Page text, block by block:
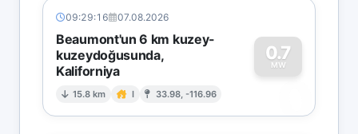
09:29:16 07.08.2026
Beaumont'un 6 km kuzey-
kuzeydoğusunda,
Kaliforniya
15.8 km I 33.98, -116.96
0.7
MW
0